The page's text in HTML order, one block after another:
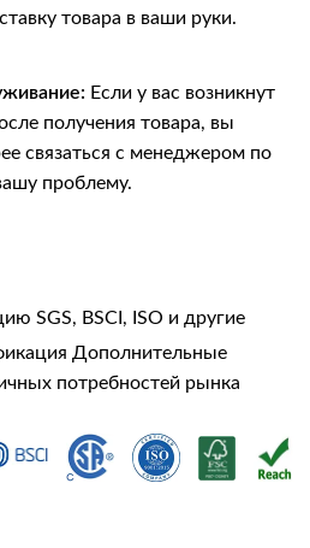
товара в ваши руки.
Если у вас возникнут
получения товара, вы
связаться с менеджером по
проблему.
SGS, BSCI, ISO и другие
Дополнительные
потребностей рынка